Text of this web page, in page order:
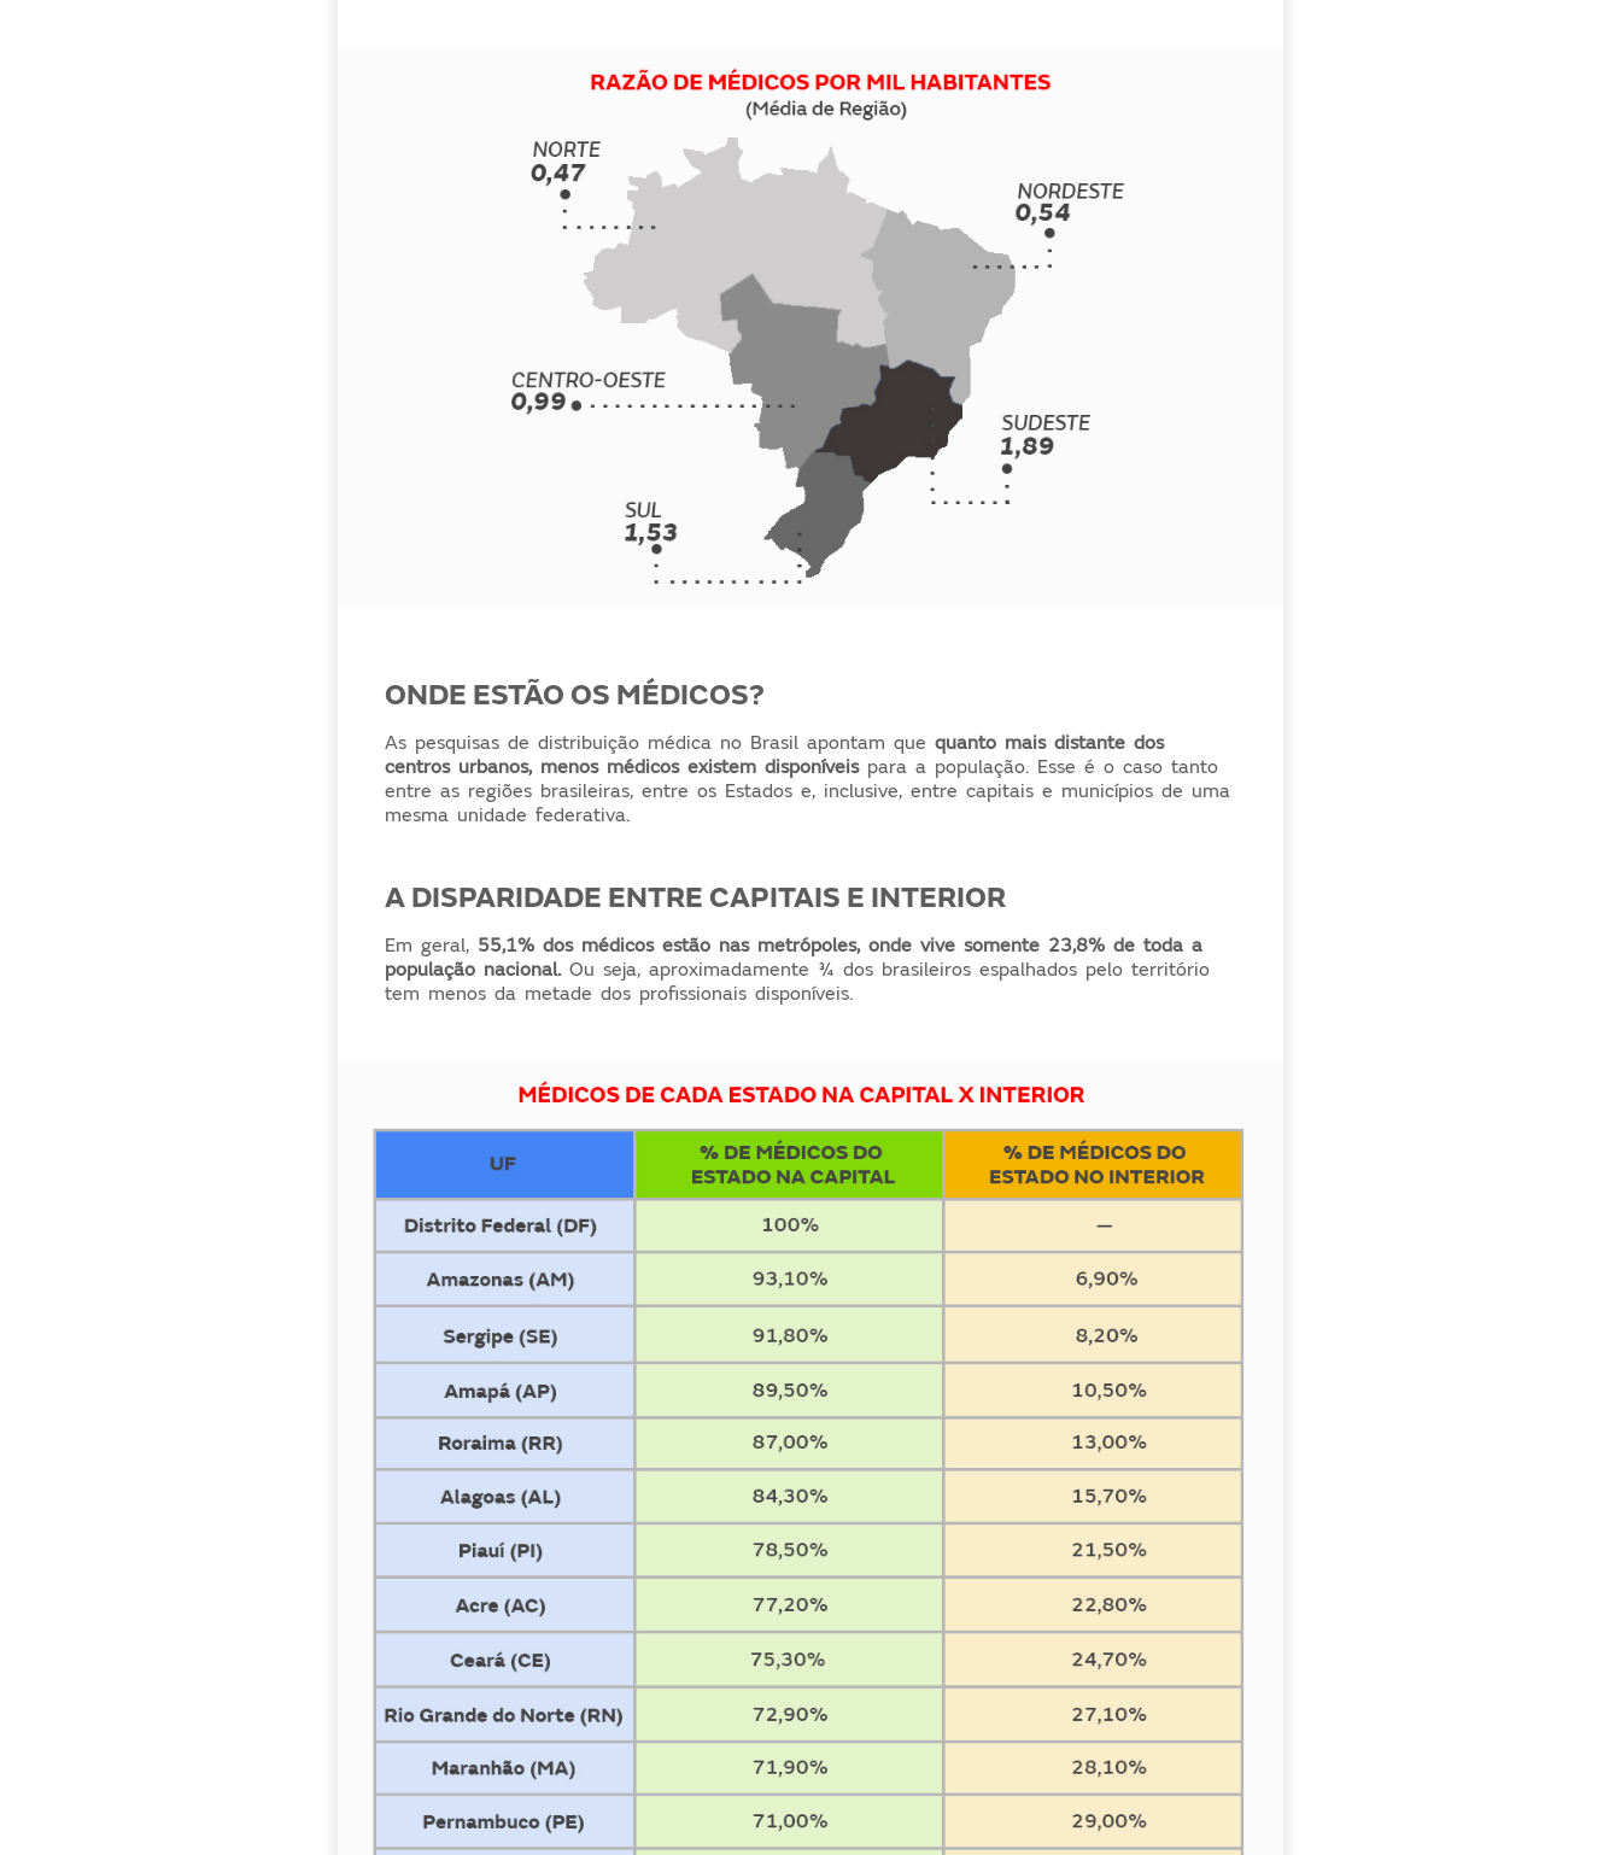
ONDE ESTÃO OS MÉDICOS?
As pesquisas de distribuição médica no Brasil apontam quequanto mais distante dos
centros urbanos, menos médicos existem disponíveis para a população. Esse é o caso tanto
entre as regiões brasileiras, entre os Estados e, inclusive, entre capitais e municípios de uma
mesma unidade federativa.
A DISPARIDADE ENTRE CAPITAIS E INTERIOR
Em geral, 55,1% dos médicos estão nas metrópoles, onde vive somente 23,8% de toda a
população nacional.Ou seja, aproximadamente ¾ dos brasileiros espalhados pelo território
tem menos da metade dos profissionais disponíveis.